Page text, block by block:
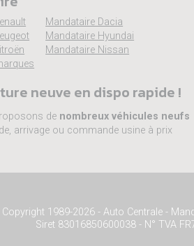
Mandataire Dacia
Mandataire Hyundai
Mandataire Nissan
neuve en dispo rapide !
de nombreux véhicules neufs
arrivage ou commande usine à prix
Copyright 1989-2026 - Auto Centrale -
Siret 83016850600038 - N° TVA